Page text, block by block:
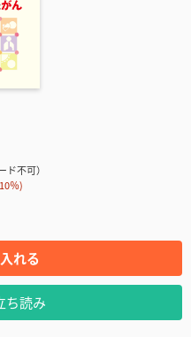
不可）
％)
れる
ち読み